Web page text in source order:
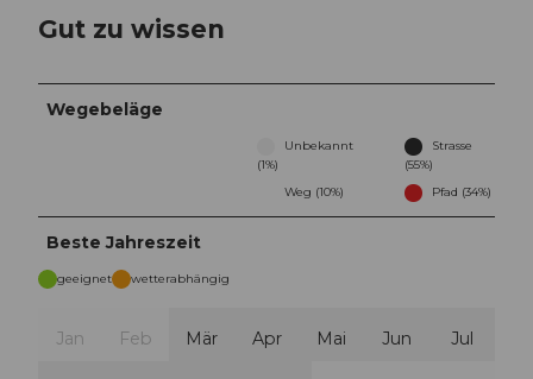
Gut zu wissen
Wegebeläge
Unbekannt
(1%)
Strasse
(55%)
Weg (10%)
Pfad (34%)
Beste Jahreszeit
geeignet wetterabhängig
Jan Feb Mär Apr Mai Jun Jul